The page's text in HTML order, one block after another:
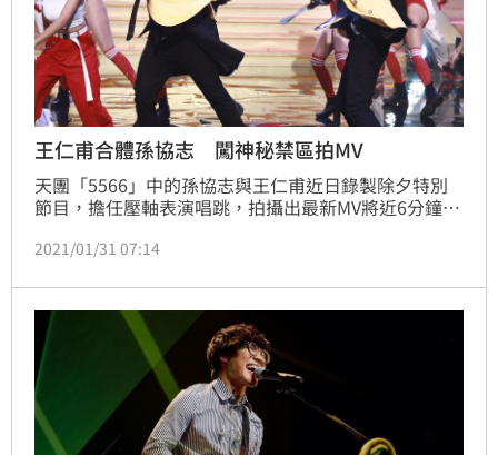
王仁甫合體孫協志 闖神秘禁區拍MV
天團「5566」中的孫協志與王仁甫近日錄製除夕特別
節目，擔任壓軸表演唱跳，拍攝出最新MV將近6分鐘的
報台、辦公區域、戲劇場景，甚至還大膽闖進了神祕禁
觀眾除夕夜在電視機看到他們MV必定尖叫吶喊。
2021/01/31 07:14